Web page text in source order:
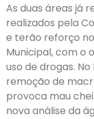
As duas áreas já
realizados pela
e terão reforço
Municipal, com o
uso de drogas.
remoção de
provoca mau
nova análise da